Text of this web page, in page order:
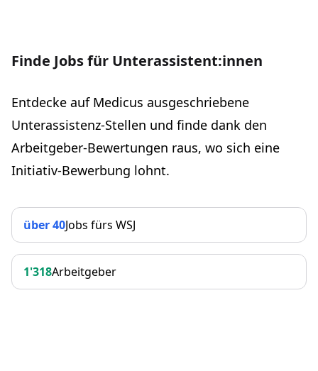
Finde Jobs für Unterassistent:innen
Entdecke auf Medicus ausgeschriebene
Unterassistenz-Stellen und finde dank den
Arbeitgeber-Bewertungen raus, wo sich eine
Initiativ-Bewerbung lohnt.
über 40Jobs fürs WSJ
1'318Arbeitgeber